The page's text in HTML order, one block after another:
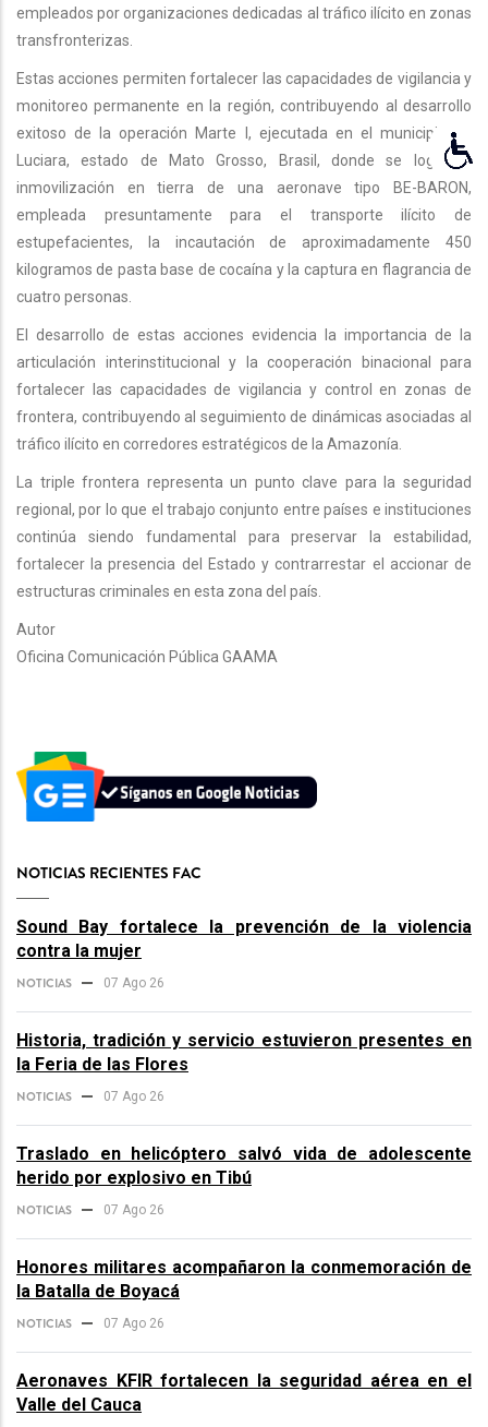
empleados por organizaciones dedicadas al tráfico ilícito en zonas
transfronterizas.
Estas acciones permiten fortalecer las capacidades de vigilancia y
monitoreo permanente en la región, contribuyendo al desarrollo
exitoso de la operación Marte I, ejecutada en el municipio de
Luciara, estado de Mato Grosso, Brasil, donde se logró la
inmovilización en tierra de una aeronave tipo BE-BARON,
empleada presuntamente para el transporte ilícito de
estupefacientes, la incautación de aproximadamente 450
kilogramos de pasta base de cocaína y la captura en flagrancia de
cuatro personas.
El desarrollo de estas acciones evidencia la importancia de la
articulación interinstitucional y la cooperación binacional para
fortalecer las capacidades de vigilancia y control en zonas de
frontera, contribuyendo al seguimiento de dinámicas asociadas al
tráfico ilícito en corredores estratégicos de la Amazonía.
La triple frontera representa un punto clave para la seguridad
regional, por lo que el trabajo conjunto entre países e instituciones
continúa siendo fundamental para preservar la estabilidad,
fortalecer la presencia del Estado y contrarrestar el accionar de
estructuras criminales en esta zona del país.
Autor
Oficina Comunicación Pública GAAMA
NOTICIAS RECIENTES FAC
Sound Bay fortalece la prevención de la violencia
contra la mujer
NOTICIAS 07 Ago 26
Historia, tradición y servicio estuvieron presentes en
la Feria de las Flores
NOTICIAS 07 Ago 26
Traslado en helicóptero salvó vida de adolescente
herido por explosivo en Tibú
NOTICIAS 07 Ago 26
Honores militares acompañaron la conmemoración de
la Batalla de Boyacá
NOTICIAS 07 Ago 26
Aeronaves KFIR fortalecen la seguridad aérea en el
Valle del Cauca